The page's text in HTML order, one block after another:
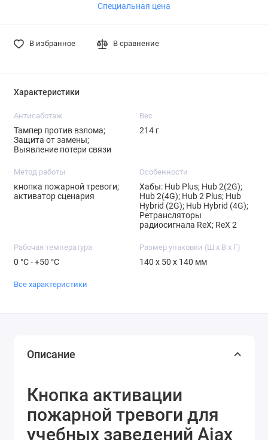
Специальная цена
части платежа.
части платежа.
В избранное В сравнение
Характеристики
Антисаботаж
Тампер против взлома;
Защита от замены;
Выявление потери связи
Вес
214 г
Метод работы
кнопка пожарной тревоги;
активатор сценария
Особенности
Хабы: Hub Plus; Hub 2(2G);
Hub 2(4G); Hub 2 Plus; Hub
Hybrid (2G); Hub Hybrid (4G);
Ретрансляторы
радиосигнала ReX; ReX 2
Рабочая температура
0 °C - +50 °C
Размер упаковки (Ш х В х Г)
140 x 50 x 140 мм
Все характеристики
Описание
Кнопка активации
пожарной тревоги для
учебных заведений Ajax